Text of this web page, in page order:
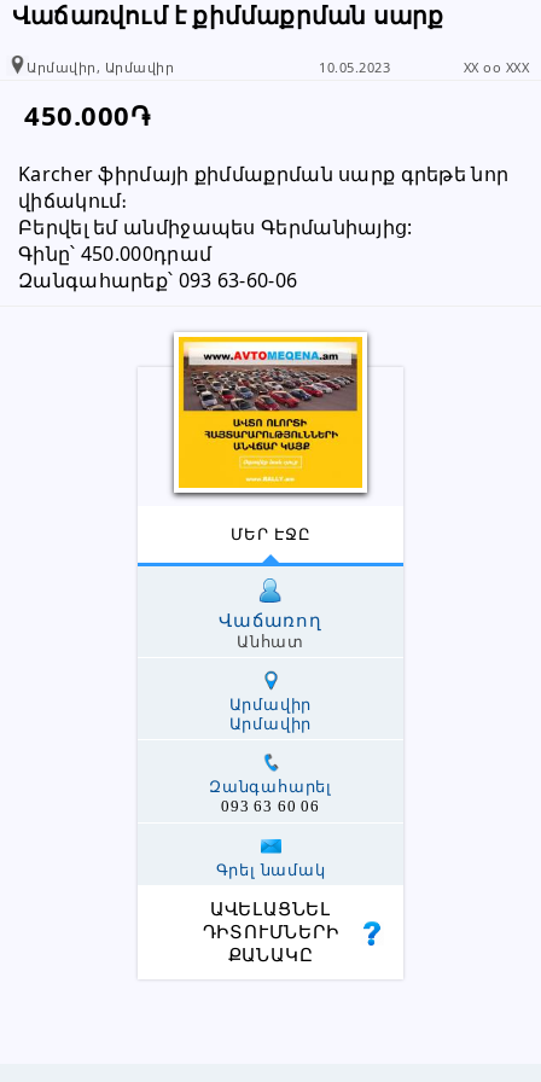
Վաճառվում է քիմմաքրման սարք
Արմավիր, Արմավիր 10.05.2023 XX oo XXX
450.000֏
Karcher ֆիրմայի քիմմաքրման սարք գրեթե նոր
վիճակում։
Բերվել եմ անմիջապես Գերմանիայից:
Գինը՝ 450.000դրամ
Զանգահարեք՝ 093 63-60-06
ՄԵՐ ԷՋԸ
Վաճառող
Անհատ
Արմավիր
Արմավիր
Զանգահարել
093 63 60 06
Գրել նամակ
ԱՎԵԼԱՑՆԵԼ
ԴԻՏՈՒՄՆԵՐԻ
ՔԱՆԱԿԸ